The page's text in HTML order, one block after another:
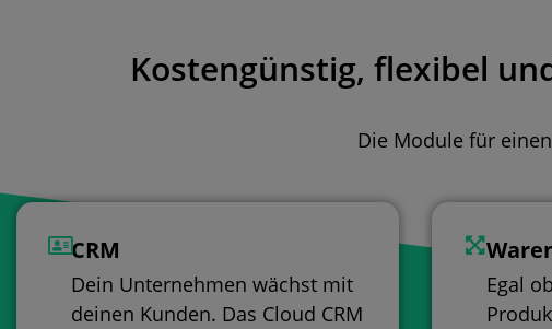
Kostengünstig, flexibel
Die Module für
CRM
Dein Unternehmen wächst mit
deinen Kunden. Das Cloud CRM
Egal